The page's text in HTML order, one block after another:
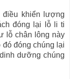
điều khiển lượng
đóng lại lỗ li ti
lỗ chân lông này
đóng chúng lại
dưỡng chúng